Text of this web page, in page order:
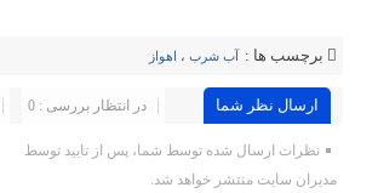
برچسب ها : آب شرب ، اهواز
ارسال نظر شما در انتظار بررسی : 0
نظرات ارسال شده توسط شما، پس از تایید توسط
مدیران سایت منتشر خواهد شد.